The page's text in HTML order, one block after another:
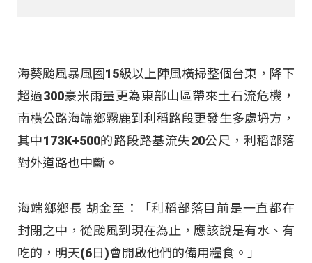
海葵颱風暴風圈15級以上陣風橫掃整個台東，降下
超過300豪米雨量更為東部山區帶來土石流危機，
南橫公路海端鄉霧鹿到利稻路段更發生多處坍方，
其中173K+500的路段路基流失20公尺，利稻部落
對外道路也中斷。
海端鄉鄉長 胡金至：「利稻部落目前是一直都在
封閉之中，從颱風到現在為止，應該說是有水、有
吃的，明天(6日)會開啟他們的備用糧食。」